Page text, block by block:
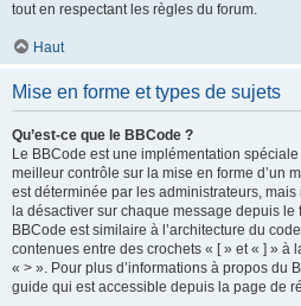
tout en respectant les règles du forum.
Haut
Mise en forme et types de sujets
Qu’est-ce que le BBCode ?
Le BBCode est une implémentation
meilleur contrôle sur la mise en forme d’un
est déterminée par les administrateurs,
la désactiver sur chaque message depuis
BBCode est similaire à l’architecture du
contenues entre des crochets « [ » et « ] » à
« > ». Pour plus d’informations à propos du
guide qui est accessible depuis la page de